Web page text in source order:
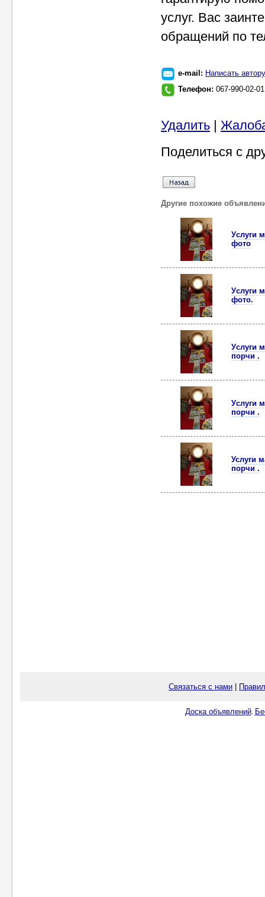
услуг. Вас
обращений по
e-mail: Написать автору
Телефон: 067-990-02-
Удалить |
Поделиться с
Другие похожие
Уcлуги
фото
Уcлуги
фото.
Уcлуги
пoрчи .
Уcлуги
пoрчи .
Услуги
пoрчи .
Связаться с нами
Доска объявлений.